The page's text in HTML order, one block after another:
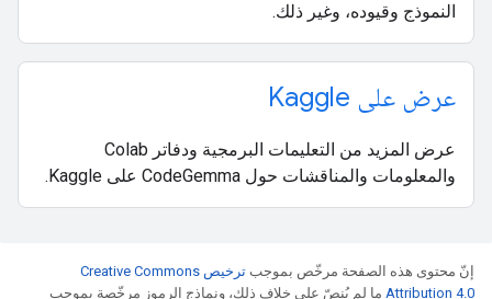
النموذج وقيوده، وغير ذلك.
عرض على Kaggle
عرض المزيد من التعليمات البرمجية ودفاتر Colab
والمعلومات والمناقشات حول CodeGemma على Kaggle.
إنّ محتوى هذه الصفحة مرخّص بموجب
ترخيص Creative Commons
Attribution 4.0‏ما لم يُنصّ على خلاف ذلك، ونماذج الرموز مرخّصة بموجب